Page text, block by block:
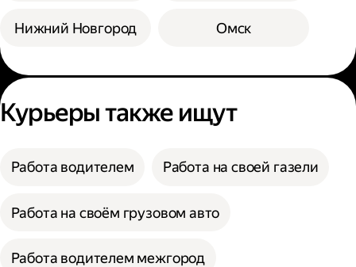
Нижний Новгород Омск
Курьеры также ищут
Работа водителем Работа на своей газели
Работа на своём грузовом авто
Работа водителем межгород